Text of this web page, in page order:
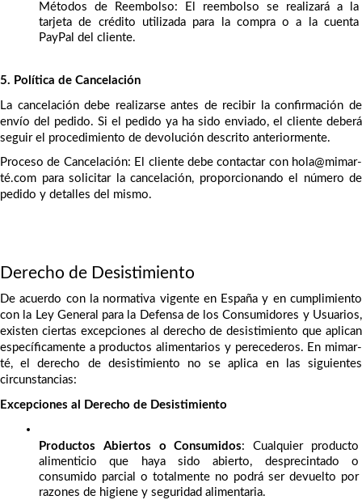
Métodos de Reembolso: El reembolso se realizará a la
tarjeta de crédito utilizada para la compra o a la cuenta
PayPal del cliente.
5. Política de Cancelación
La cancelación debe realizarse antes de recibir la confirmación de
envío del pedido. Si el pedido ya ha sido enviado, el cliente deberá
seguir el procedimiento de devolución descrito anteriormente.
Proceso de Cancelación: El cliente debe contactar con hola@mimar-
té.com para solicitar la cancelación, proporcionando el número de
pedido y detalles del mismo.
Derecho de Desistimiento
De acuerdo con la normativa vigente en España y en cumplimiento
con la Ley General para la Defensa de los Consumidores y Usuarios,
existen ciertas excepciones al derecho de desistimiento que aplican
específicamente a productos alimentarios y perecederos. En mimar-
té, el derecho de desistimiento no se aplica en las siguientes
circunstancias:
Excepciones al Derecho de Desistimiento
Productos Abiertos o Consumidos: Cualquier producto
alimenticio que haya sido abierto, desprecintado o
consumido parcial o totalmente no podrá ser devuelto por
razones de higiene y seguridad alimentaria.